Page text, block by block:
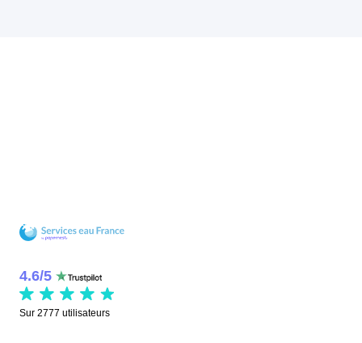
4.6/5
Sur 2777 utilisateurs